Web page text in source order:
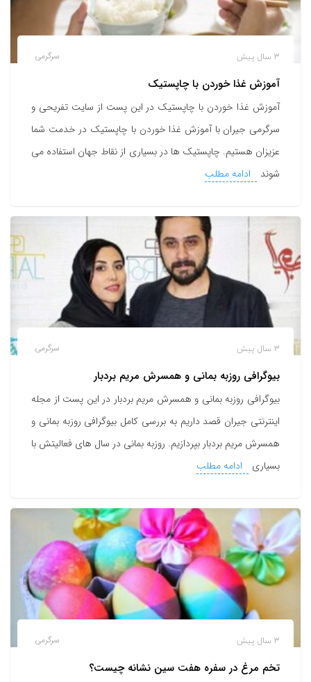
سرگرمی 3 سال پیش
آموزش غذا خوردن با چاپستیک
آموزش غذا خوردن با چاپستیک در این پست از سایت تفریحی و
سرگرمی جیران با آموزش غذا خوردن با چاپستیک در خدمت شما
عزیزان هستیم. چاپستیک ها در بسیاری از نقاط جهان استفاده می
شوند
ادامه مطلب
سرگرمی 3 سال پیش
بیوگرافی روزبه بمانی و همسرش مریم بردبار
بیوگرافی روزبه بمانی و همسرش مریم بردبار در این پست از مجله
اینترنتی جیران قصد داریم به بررسی کامل بیوگرافی روزبه بمانی و
همسرش مریم بردبار بپردازیم. روزبه بمانی در سال های فعالیتش با
بسیاری
ادامه مطلب
سرگرمی 3 سال پیش
تخم مرغ در سفره هفت سین نشانه چیست؟